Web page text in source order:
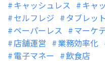
キャッシュレス キャ
セルフレジ
タブレット
ペーパーレス
マーケ
店舗運営
業務効率化
電子マネー
飲食店